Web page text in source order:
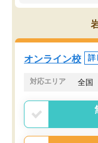
のも重宝していま
オンライン校 詳
対応エリア 全国